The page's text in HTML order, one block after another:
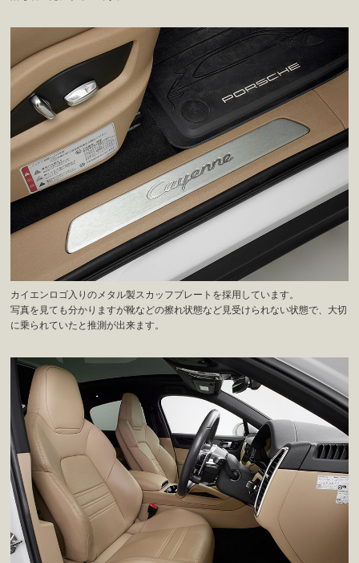
カイエンロゴ入りのメタル製スカッフプレートを採用しています。
写真を見ても分かりますが靴などの擦れ状態など見受けられない状態で、大切
に乗られていたと推測が出来ます。